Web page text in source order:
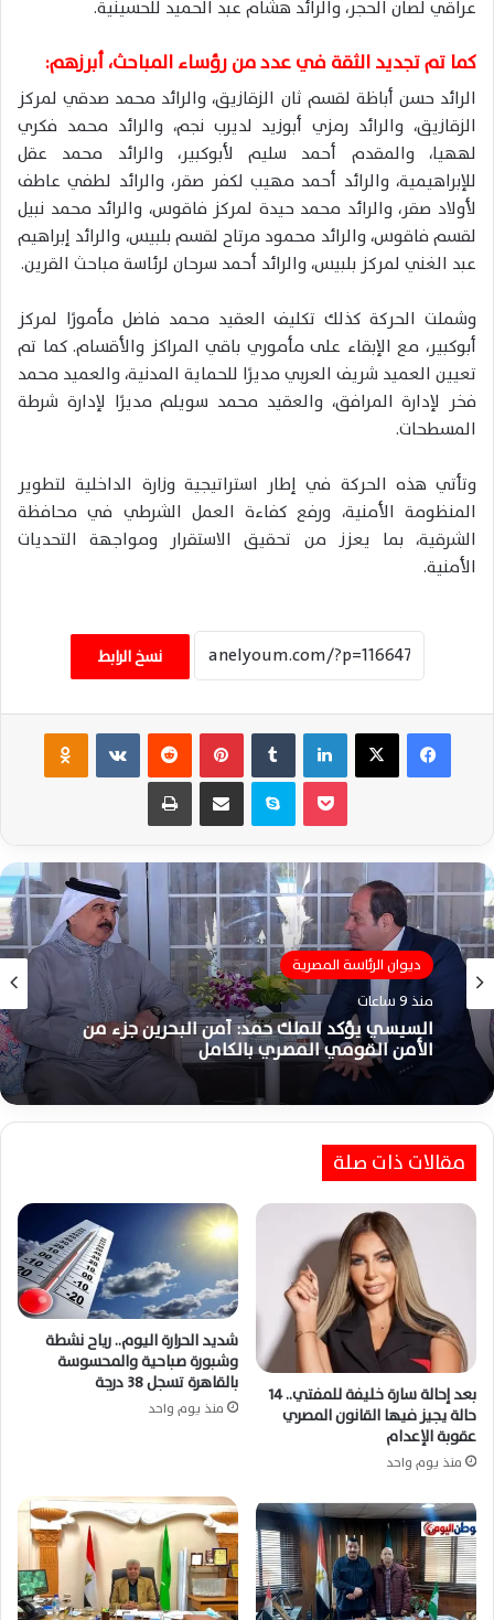
عراقي لصان الحجر، والرائد هشام عبد الحميد للحسينية.
كما تم تجديد الثقة في عدد من رؤساء المباحث، أبرزهم:
الرائد حسن أباظة لقسم ثان الزقازيق، والرائد محمد صدقي لمركز
الزقازيق، والرائد رمزي أبوزيد لديرب نجم، والرائد محمد فكري
لههيا، والمقدم أحمد سليم لأبوكبير، والرائد محمد عقل
للإبراهيمية، والرائد أحمد مهيب لكفر صقر، والرائد لطفي عاطف
لأولاد صقر، والرائد محمد حيدة لمركز فاقوس، والرائد محمد نبيل
لقسم فاقوس، والرائد محمود مرتاح لقسم بلبيس، والرائد إبراهيم
عبد الغني لمركز بلبيس، والرائد أحمد سرحان لرئاسة مباحث القرين.
وشملت الحركة كذلك تكليف العقيد محمد فاضل مأمورًا لمركز
أبوكبير، مع الإبقاء على مأموري باقي المراكز والأقسام. كما تم
تعيين العميد شريف العربي مديرًا للحماية المدنية، والعميد محمد
فخر لإدارة المرافق، والعقيد محمد سويلم مديرًا لإدارة شرطة
المسطحات.
وتأتي هذه الحركة في إطار استراتيجية وزارة الداخلية لتطوير
المنظومة الأمنية، ورفع كفاءة العمل الشرطي في محافظة
الشرقية، بما يعزز من تحقيق الاستقرار ومواجهة التحديات
الأمنية.
نسخ الرابط
فيسبوك ‫X لينكدإن بينتيريست ‏VKontakte
سكايب مشاركة عبر البريد طباعة
ديوان الرئاسة المصرية
منذ 9 ساعات
السيسي يؤكد للملك حمد: أمن البحرين جزء من
الأمن القومي المصري بالكامل
مقالات ذات صلة
بعد إحالة سارة خليفة للمفتي.. 14
حالة يجيز فيها القانون المصري
عقوبة الإعدام
منذ يوم واحد
شديد الحرارة اليوم.. رياح نشطة
وشبورة صباحية والمحسوسة
بالقاهرة تسجل 38 درجة
منذ يوم واحد